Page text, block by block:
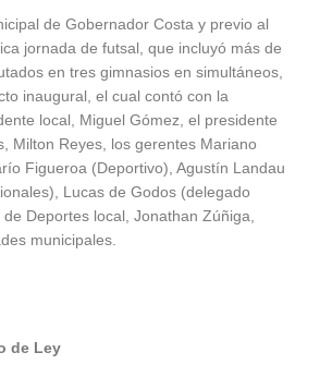
de Gobernador Costa y previo al
jornada de futsal, que incluyó más de
en tres gimnasios en simultáneos,
inaugural, el cual contó con la
local, Miguel Gómez, el presidente
Milton Reyes, los gerentes Mariano
Figueroa (Deportivo), Agustín Landau
Lucas de Godos (delegado
Deportes local, Jonathan Zúñiga,
municipales.
de Ley